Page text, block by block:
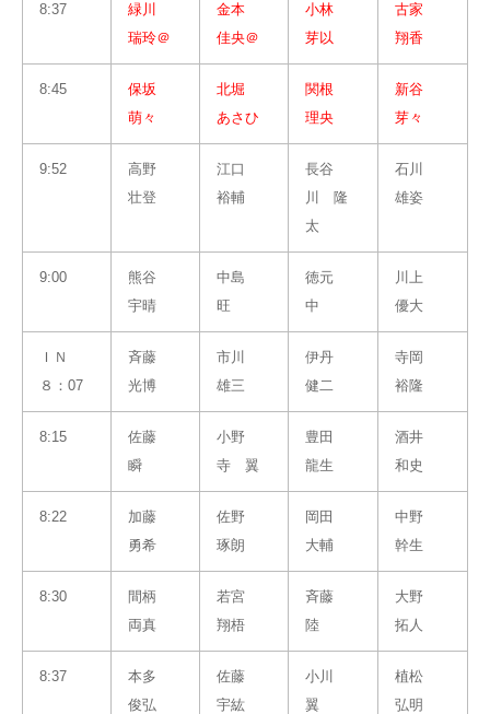
8:37
緑川
瑞玲＠
金本
佳央＠
小林
芽以
古家
翔香
8:45
保坂
萌々
北堀
あさひ
関根
理央
新谷
芽々
9:52
高野
壮登
江口
裕輔
長谷
川 隆
太
石川
雄姿
9:00
熊谷
宇晴
中島
旺
徳元
中
川上
優大
ＩＮ
８：07
斉藤
光博
市川
雄三
伊丹
健二
寺岡
裕隆
8:15
佐藤
瞬
小野
寺 翼
豊田
龍生
酒井
和史
8:22
加藤
勇希
佐野
琢朗
岡田
大輔
中野
幹生
8:30
間柄
両真
若宮
翔梧
斉藤
陸
大野
拓人
8:37
本多
俊弘
佐藤
宇紘
小川
翼
植松
弘明